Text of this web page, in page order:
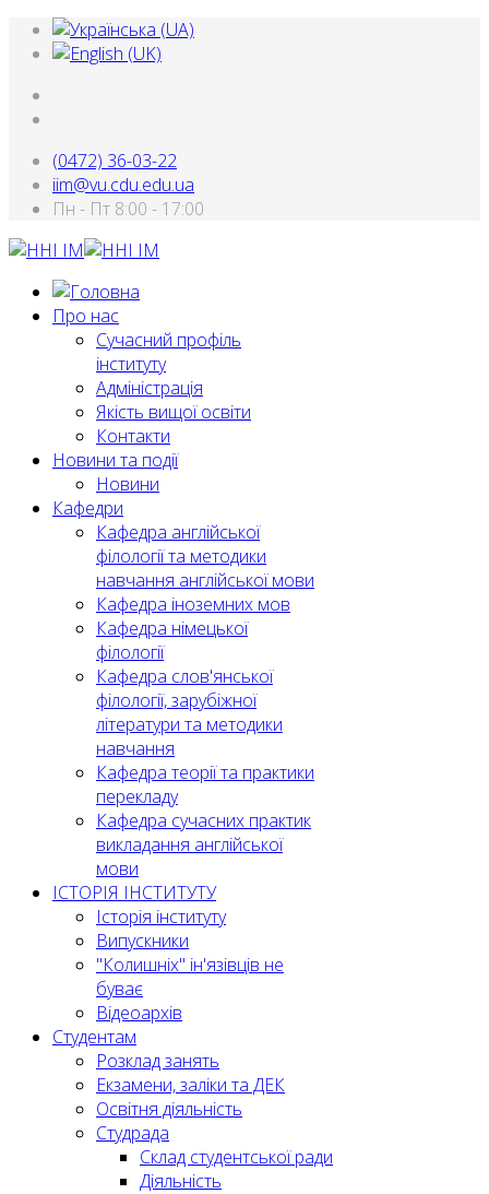
(0472) 36-03-22
iim@vu.cdu.edu.ua
Пн - Пт 8:00 - 17:00
Про нас
Сучасний профіль
інституту
Адміністрація
Якість вищої освіти
Контакти
Новини та події
Новини
Кафедри
Кафедра англійської
філології та методики
навчання англійської мови
Кафедра іноземних мов
Кафедра німецької
філології
Кафедра слов'янської
філології, зарубіжної
літератури та методики
навчання
Кафедра теорії та практики
перекладу
Кафедра сучасних практик
викладання англійської
мови
ІСТОРІЯ ІНСТИТУТУ
Історія інституту
Випускники
"Колишніх" ін'язівців не
буває
Відеоархів
Студентам
Розклад занять
Екзамени, заліки та ДЕК
Освітня діяльність
Студрада
Склад студентської ради
Діяльність